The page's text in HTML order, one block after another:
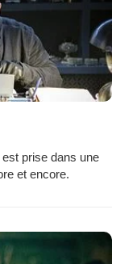
est prise dans une
et encore.